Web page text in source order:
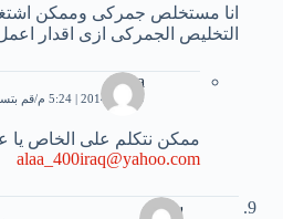
انا مستخلص جمركى وممكن
التخليص الجمركى ازى اقدار
alaa
9 يناير، 2014 | 5:24 م قم
ممكن نتكلم على الخاص يا
alaa_400iraq@yahoo.com
سيد